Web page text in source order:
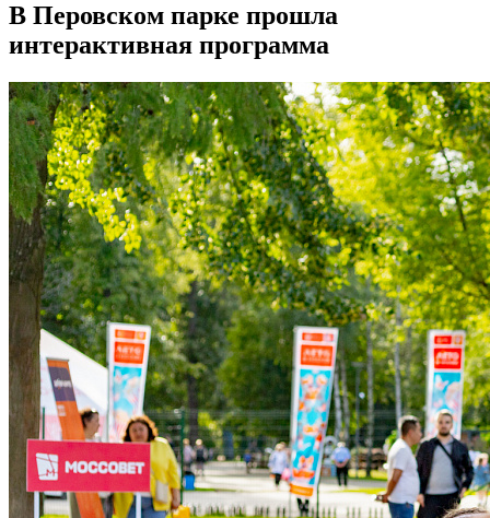
В Перовском парке прошла
интерактивная программа